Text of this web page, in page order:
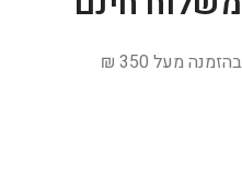
בהזמנה מעל 350 ₪